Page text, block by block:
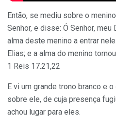
Então, se mediu sobre o
Senhor, e disse: Ó Senhor,
alma deste menino a entrar
Elias; e a alma do menino
1 Reis 17.21,22
E vi um grande trono branco e
sobre ele, de cuja presença
achou lugar para eles.